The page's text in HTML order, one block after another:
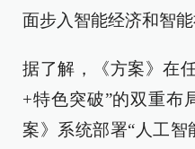
面步入智能经济和智能
据了解，《方案》在
+特色突破”的双重布
案》系统部署“人工智